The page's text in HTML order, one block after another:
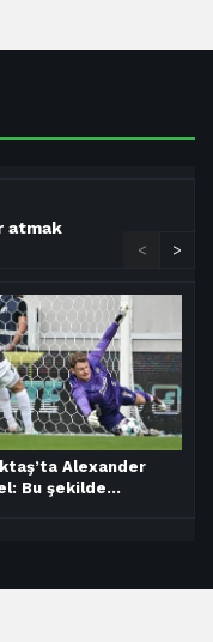
atmak
Alexander
Bu şekilde…
< >